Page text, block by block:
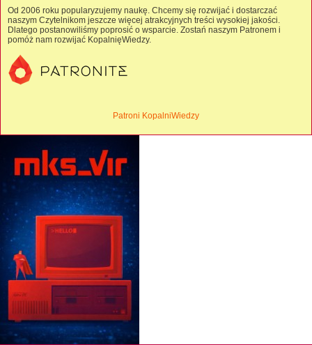
Od 2006 roku popularyzujemy naukę. Chcemy się rozwijać i dostarczać
naszym Czytelnikom jeszcze więcej atrakcyjnych treści wysokiej jakości.
Dlatego postanowiliśmy poprosić o wsparcie. Zostań naszym Patronem i
pomóż nam rozwijać KopalnięWiedzy.
Patroni KopalniWiedzy